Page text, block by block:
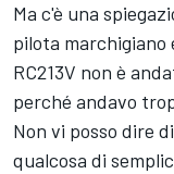
Ma c'è una
pilota marchigiano
RC213V non è
perché andavo
Non vi posso dire
qualcosa di